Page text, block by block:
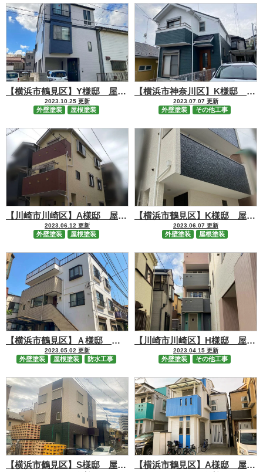
【横浜市鶴見区】Y様邸 屋根塗装・外壁塗装・シーリング工事
2023.10.25 更新
外壁塗装 屋根塗装
【横浜市神奈川区】K様邸 屋根カバー・外壁塗装工事
2023.07.07 更新
外壁塗装 その他工事
【川崎市川崎区】A様邸 屋根塗装・外壁塗装・シーリング工事
2023.06.12 更新
外壁塗装 屋根塗装
【横浜市鶴見区】K様邸 屋根塗装・外壁塗装・シーリング工事
2023.06.07 更新
外壁塗装 屋根塗装
【横浜市鶴見区】Ａ様邸 屋根・外壁塗装、屋上防水工事
2023.05.02 更新
外壁塗装 屋根塗装 防水工事
【川崎市川崎区】H様邸 屋根カバー工事・外壁塗装工事・ｼｰﾘﾝｸﾞ工事
2023.04.15 更新
外壁塗装 その他工事
【横浜市鶴見区】S様邸 屋根外壁塗装工事 【横浜市鶴見区】A様邸 屋根塗装工事・外壁塗装工事・シーリング工事